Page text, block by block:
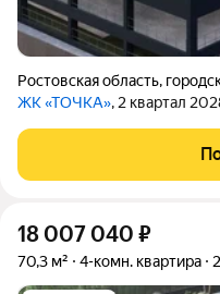
Ростовская область,
ЖК «ТОЧКА», 2 квартал
18 007 040 ₽
70,3 м² 4-комн. квартира